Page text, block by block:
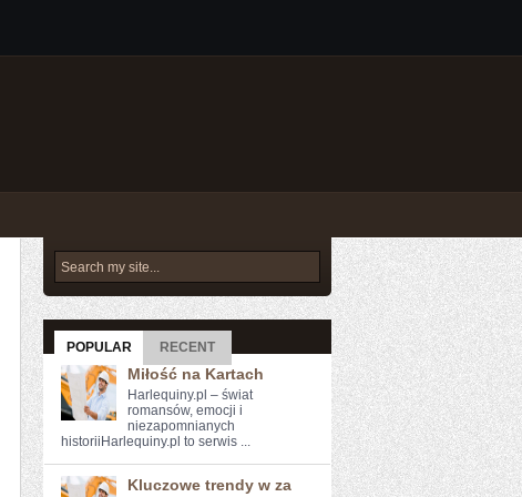
POPULAR RECENT
Miłość na Kartach
Harlequiny.pl – świat
romansów, emocji i
niezapomnianych
historiiHarlequiny.pl to serwis ...
Kluczowe trendy w za